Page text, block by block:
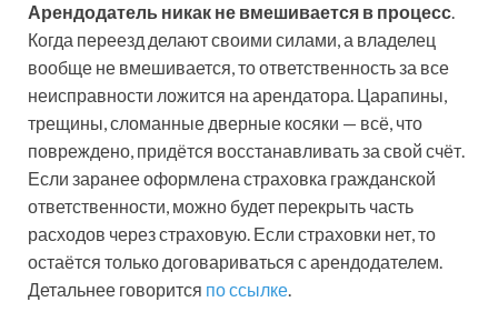
Арендодатель никак не вмешивается в процесс.
Когда переезд делают своими силами, а владелец
вообще не вмешивается, то ответственность за все
неисправности ложится на арендатора. Царапины,
трещины, сломанные дверные косяки — всё, что
повреждено, придётся восстанавливать за свой счёт.
Если заранее оформлена страховка гражданской
ответственности, можно будет перекрыть часть
расходов через страховую. Если страховки нет, то
остаётся только договариваться с арендодателем.
Детальнее говорится по ссылке.